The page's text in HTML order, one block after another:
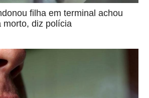
filha em terminal achou
morto, diz polícia